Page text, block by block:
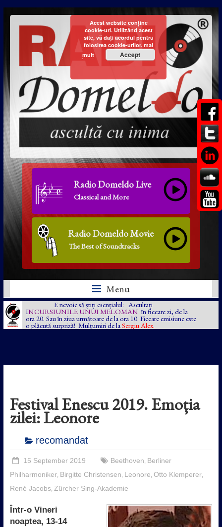
Radio Domeldo Live
Classical and More
Radio Domeldo Movie
The Best of Soundtracks
Menu
E nevoie să știți esențialul: Ascultați
INCURSIUNILE UNUI MELOMAN în fiecare zi, de la
ora 20. Sau în ziua următoare de la ora 10. Fiecare emisiune este
o plăcută surpriză! Mulțumiri de la Sergiu Alex.
Festival Enescu 2019. Emoția
zilei: Leonore
recomandat
15 September 2019 Beethoven Berliner
Philharmoniker, Birgitte Christensen Leonore Otto Klemperer,
René Jacobs, Zürcher Sing-Akademie
Într-o Vineri
noaptea, 13-14
Acest website conține
cookie-uri. Utilizând acest
site, vă dați acordul pentru
folosirea cookie-urilor. mai
mult
Accept